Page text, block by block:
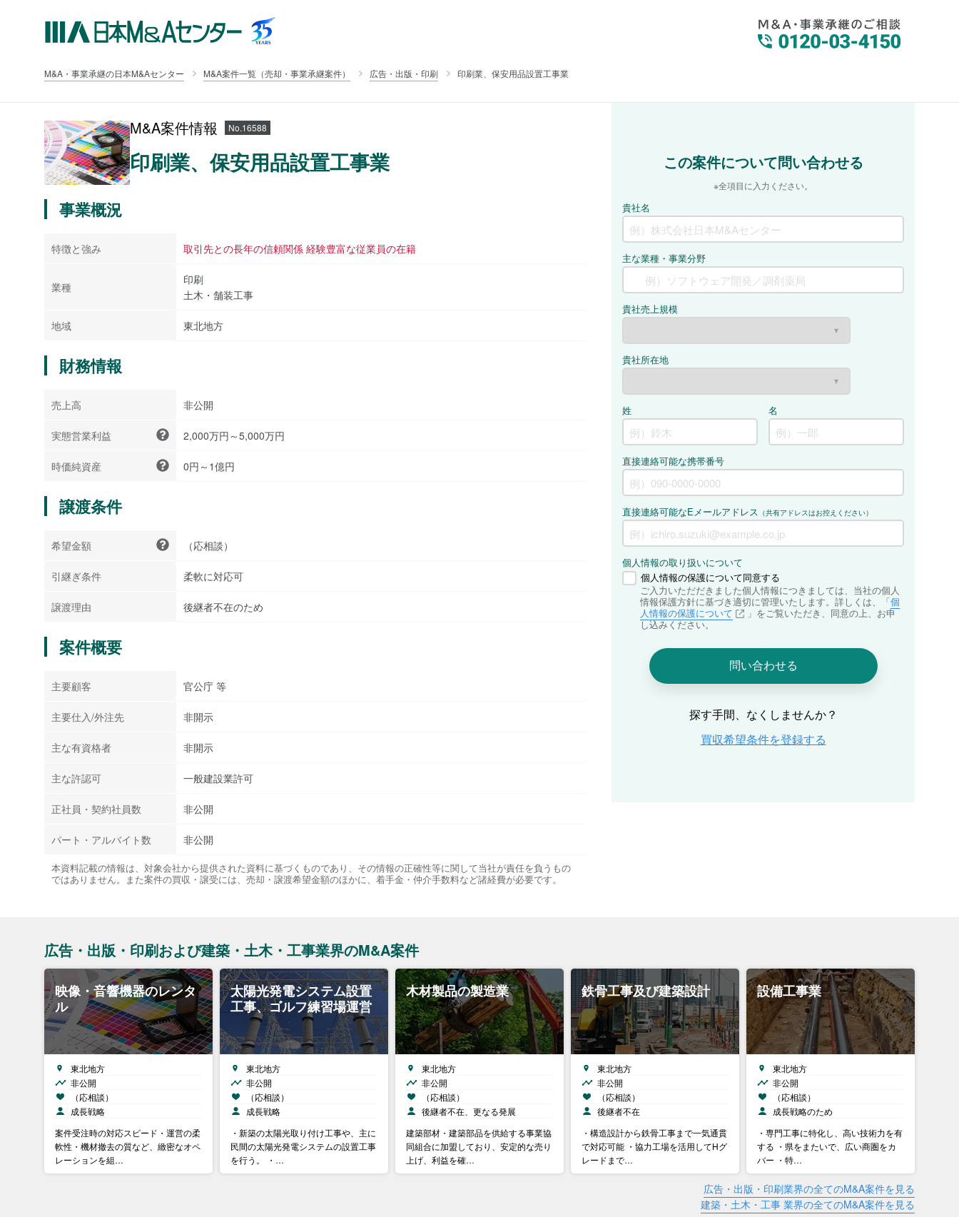
M&A・事業承継の日本M&Aセンター M&A案件一覧（売却・事業承継案件） 広告・出版・印刷 印刷業、保安用品設置工事業
M&A案件情報 No.16588
印刷業、保安用品設置工事業
事業概況
特徴と強み 取引先との長年の信頼関係 経験豊富な従業員の在籍
業種
印刷
土木・舗装工事
地域 東北地方
財務情報
売上高 非公開
実態営業利益 2,000万円～5,000万円
時価純資産 0円～1億円
譲渡条件
希望金額 （応相談）
引継ぎ条件 柔軟に対応可
譲渡理由 後継者不在のため
案件概要
主要顧客 官公庁 等
主要仕入/外注先 非開示
主な有資格者 非開示
主な許認可 一般建設業許可
正社員・契約社員数 非公開
パート・アルバイト数 非公開
本資料記載の情報は、対象会社から提供された資料に基づくものであり、その情報の正確性等に関して当社が責任を負うもの
ではありません。また案件の買収・譲受には、売却・譲渡希望金額のほかに、着手金・仲介手数料など諸経費が必要です。
広告・出版・印刷および建築・土木・工事業界のM&A案件
映像・音響機器のレンタ
ル
東北地方
非公開
（応相談）
成長戦略
案件受注時の対応スピード・運営の柔
軟性・機材撤去の質など、緻密なオペ
レーションを組…
太陽光発電システム設置
工事、ゴルフ練習場運営
東北地方
非公開
（応相談）
成長戦略
・新築の太陽光取り付け工事や、主に
民間の太陽光発電システムの設置工事
を行う。 ・…
木材製品の製造業
東北地方
非公開
（応相談）
後継者不在、更なる発展
建築部材・建築部品を供給する事業協
同組合に加盟しており、安定的な売り
上げ、利益を確…
鉄骨工事及び建築設計
東北地方
非公開
（応相談）
後継者不在
・構造設計から鉄骨工事まで一気通貫
で対応可能 ・協力工場を活用してHグ
レードまで…
設備工事業
東北地方
非公開
（応相談）
成長戦略のため
・専門工事に特化し、高い技術力を有
する ・県をまたいで、広い商圏をカ
バー ・特…
広告・出版・印刷業界の全てのM&A案件を見る
建築・土木・工事 業界の全てのM&A案件を見る